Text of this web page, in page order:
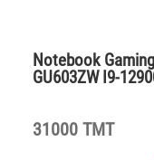
Notebook
GU603ZW I9-
31000 TMT